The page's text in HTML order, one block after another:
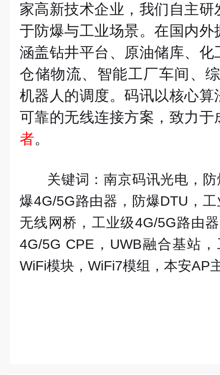
家高新技术企业，我们自主
于防爆与工业场景。在国内
涵盖钻井平台、原油储库、
仓储物流、智能工厂车间、
机器人的调度。码讯以核心
可靠的无线连接方案，致力
者。
关键词：南京码讯光电，
爆4G/5G路由器，防爆DTU，
无线网桥，工业级4G/5G路由
4G/5G CPE，UWB融合基站
WiFi模块，WiFi7模组，本安AP